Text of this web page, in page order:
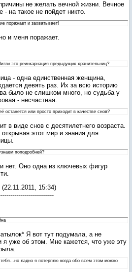
не желать вечной жизни. Вечное
- на такое не пойдет никто.
поражает и захватывает!
и меня поражает.
это реинкарнация предыдущих хранительниц?
- одна единственная женщина,
девять раз. Их за всю историю
было не слишком много, но судьба у
- несчастная.
останется или просто приходит в качестве снов?
в виде снов с десятилетнего возраста.
открывая этот мир и знания для
поподробней?
нет. Оно одна из ключевых фигур
(22.11.2011, 15:34)
Я вот тут подумала, а не
я уже об этом. Мне кажется, что уже эту
ладно я потерплю когда обо всем этом можно